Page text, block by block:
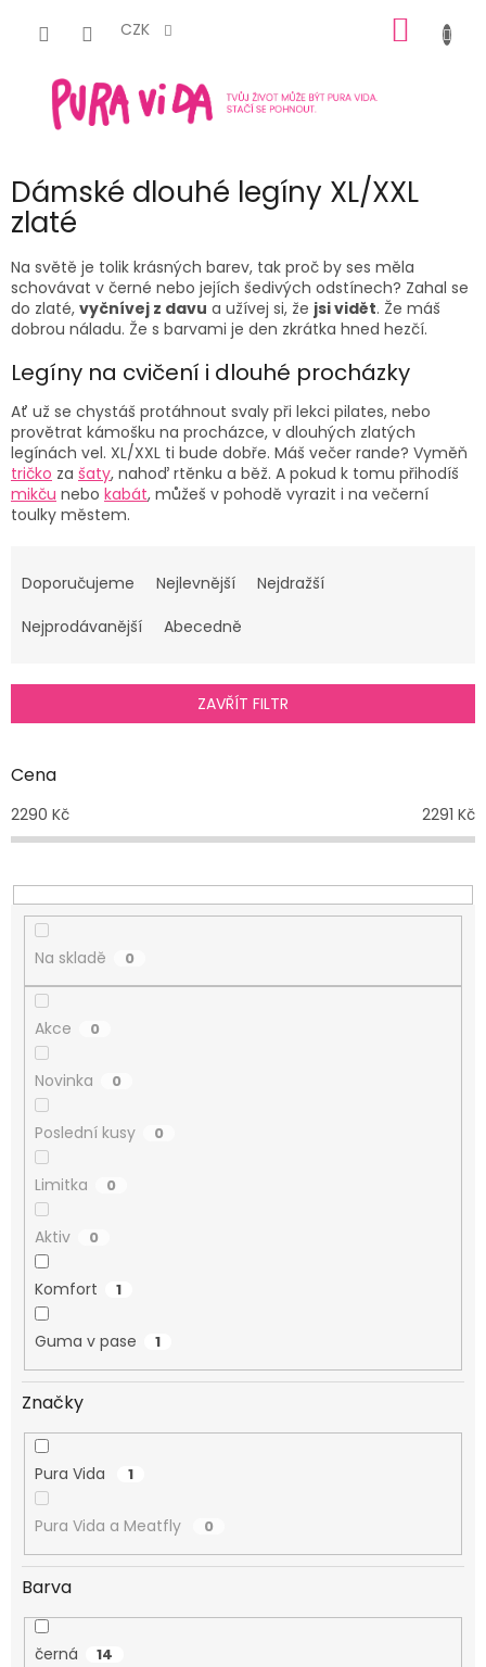
CZK
KOŠÍK
Dámské dlouhé legíny XL/XXL
zlaté
Na světě je tolik krásných barev, tak proč by ses měla
schovávat v černé nebo jejích šedivých odstínech? Zahal se
do zlaté, vyčnívej z davu a užívej si, že jsi vidět. Že máš
dobrou náladu. Že s barvami je den zkrátka hned hezčí.
Legíny na cvičení i dlouhé procházky
Ať už se chystáš protáhnout svaly při lekci pilates, nebo
provětrat kámošku na procházce, v dlouhých zlatých
legínách vel. XL/XXL ti bude dobře. Máš večer rande? Vyměň
tričko za šaty, nahoď rtěnku a běž. A pokud k tomu přihodíš
mikču nebo kabát, můžeš v pohodě vyrazit i na večerní
toulky městem.
a
e
í
r
d
k
t
Doporučujeme Nejlevnější
Nejdražší
Nejprodávanější
Abecedně
ZAVŘÍT FILTR
Cena
2290 Kč 2291 Kč
Na skladě 0
Akce 0
Novinka 0
Poslední kusy 0
Limitka 0
Aktiv 0
Komfort 1
Guma v pase 1
Značky
Pura Vida 1
Pura Vida a Meatfly 0
Barva
černá 14